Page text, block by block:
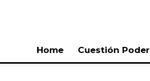
Home Cuestión Poder